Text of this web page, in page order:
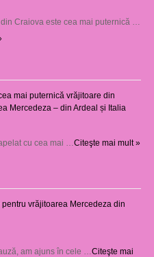
Craiova este cea mai puternică …
mai puternică vrăjitoare din
Mercedeza – din Ardeal și Italia
cu cea mai … Citeşte mai mult »
vrăjitoarea Mercedeza din
am ajuns în cele … Citeşte mai